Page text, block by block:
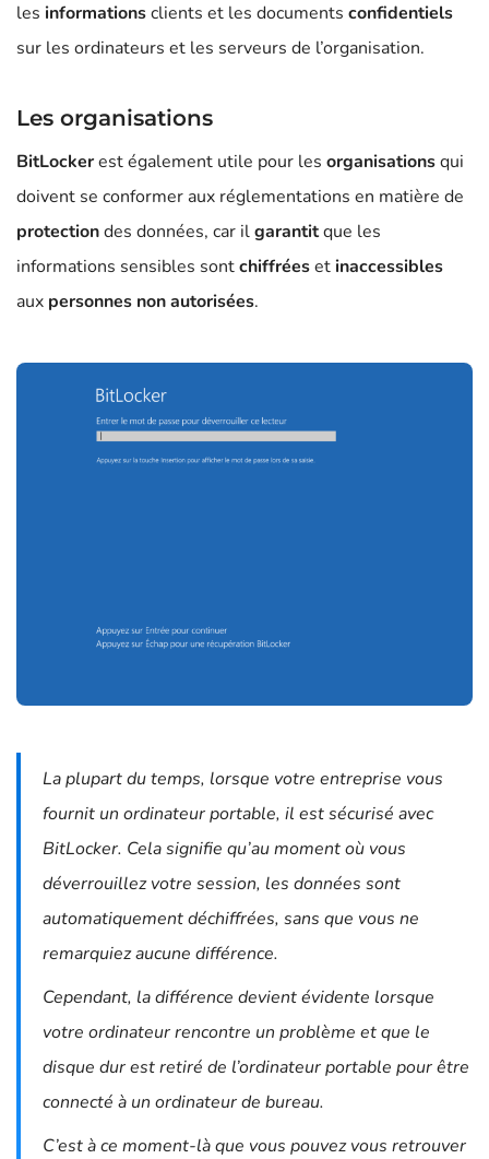
les informationsclients et les documents confidentiels
sur les ordinateurs et les serveurs de l’organisation.
Les organisations
BitLockerest également utile pour les organisationsqui
doivent se conformer aux réglementations en matière de
protectiondes données, car ilgarantitque les
informations sensibles sontchiffréesetinaccessibles
aux personnes non autorisées.
La plupart du temps, lorsque votre entreprise vous
fournit un ordinateur portable, il est sécurisé avec
BitLocker. Cela signifie qu’au moment où vous
déverrouillez votre session, les données sont
automatiquement déchiffrées, sans que vous ne
remarquiez aucune différence.
Cependant, la différence devient évidente lorsque
votre ordinateur rencontre un problème et que le
disque dur est retiré de l’ordinateur portable pour être
connecté à un ordinateur de bureau.
C’est à ce moment-là que vous pouvez vous retrouver